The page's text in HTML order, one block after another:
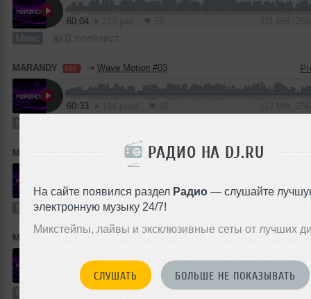
РАДИО НА DJ.RU
На сайте появился раздел Радио — слушайте
электронную музыку 24/7!
Микстейпы, лайвы и эксклюзивные сеты от лучших
СЛУШАТЬ БОЛЬШЕ НЕ ПОКАЗЫВАТЬ
60:04
Микс В плейлист
MARANDY ➝ Wave Motion #03
60:33
Микс
MARANDY Wave Motion #02
60:03 110 раз 31 111 MB,
Микс В плейлист
MARANDY ➝
62:53 120 раз 117 MB,
Микс В плейлист